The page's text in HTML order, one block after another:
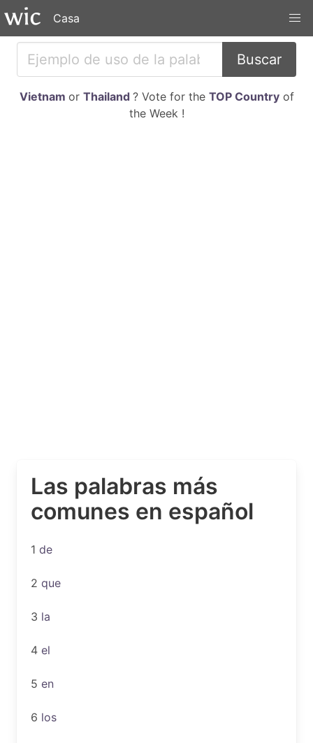
Casa
Buscar
Vietnam or Thailand ? Vote for the TOP Countryof
the Week !
Las palabras más
comunes en español
1 de
2 que
3 la
4 el
5 en
6 los